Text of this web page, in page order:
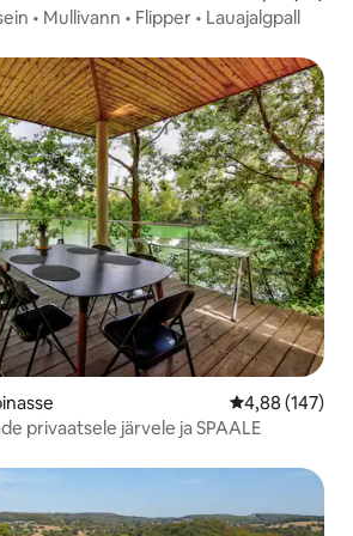
• Mullivann • Flipper • Lauajalgpall
Keskmine
4,88 (147)
privaatsele järvele ja SPAALE